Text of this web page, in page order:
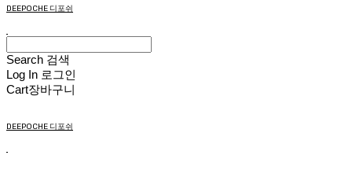
DEEPOCHE 디포쉬
Search 검색
Log In 로그인
Cart장바구니
DEEPOCHE 디포쉬